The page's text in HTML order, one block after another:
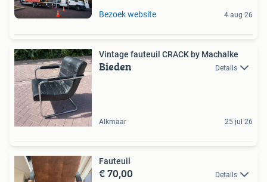
Bezoek website 4 aug 26
Vintage fauteuil CRACK by Machalke
Bieden Details
Alkmaar 25 jul 26
Fauteuil
€ 70,00 Details